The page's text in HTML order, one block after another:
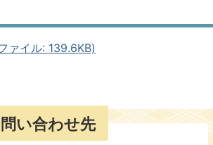
ァイル: 139.6KB)
い合わせ先